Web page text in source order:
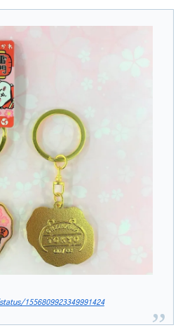
1556809923349991424